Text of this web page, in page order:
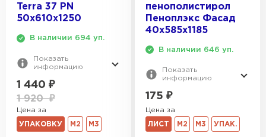
Terra 37 PN
50х610х1250
В наличии 694 уп.
Показать
информацию
1 440 ₽
1 920₽
Цена за
УПАКОВКУ М2 М3
пенополистирол
Пеноплэкс Фасад
40х585х1185
В наличии 646 уп.
Показать
информацию
175 ₽
Цена за
ЛИСТ М2 М3 УПАК.